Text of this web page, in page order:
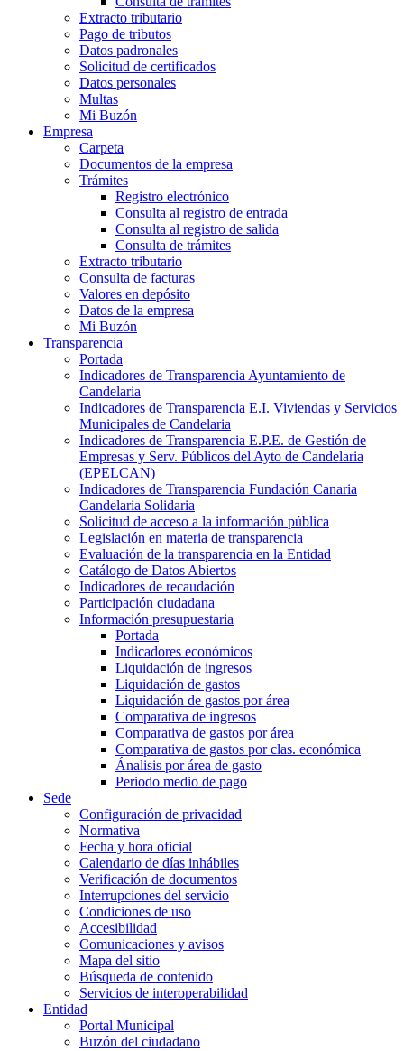
Extracto tributario
Pago de tributos
Datos padronales
Solicitud de certificados
Datos personales
Multas
Mi Buzón
Empresa
Carpeta
Documentos de la empresa
Trámites
Registro electrónico
Consulta al registro de entrada
Consulta al registro de salida
Consulta de trámites
Extracto tributario
Consulta de facturas
Valores en depósito
Datos de la empresa
Mi Buzón
Transparencia
Portada
Indicadores de Transparencia Ayuntamiento de
Candelaria
Indicadores de Transparencia E.I. Viviendas y Servicios
Municipales de Candelaria
Indicadores de Transparencia E.P.E. de Gestión de
Empresas y Serv. Públicos del Ayto de Candelaria
(EPELCAN)
Indicadores de Transparencia Fundación Canaria
Candelaria Solidaria
Solicitud de acceso a la información pública
Legislación en materia de transparencia
Evaluación de la transparencia en la Entidad
Catálogo de Datos Abiertos
Indicadores de recaudación
Participación ciudadana
Información presupuestaria
Portada
Indicadores económicos
Liquidación de ingresos
Liquidación de gastos
Liquidación de gastos por área
Comparativa de ingresos
Comparativa de gastos por área
Comparativa de gastos por clas. económica
Ánalisis por área de gasto
Periodo medio de pago
Sede
Configuración de privacidad
Normativa
Fecha y hora oficial
Calendario de días inhábiles
Verificación de documentos
Interrupciones del servicio
Condiciones de uso
Accesibilidad
Comunicaciones y avisos
Mapa del sitio
Búsqueda de contenido
Servicios de interoperabilidad
Entidad
Portal Municipal
Buzón del ciudadano